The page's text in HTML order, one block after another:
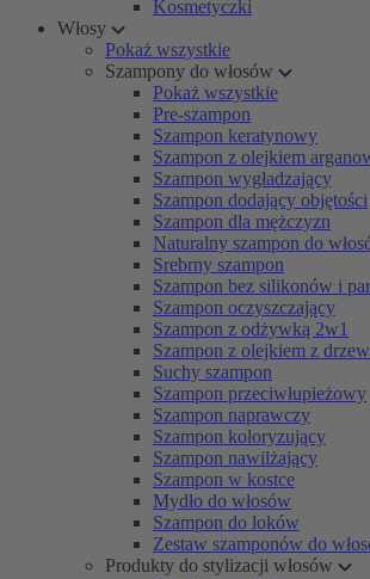
Kosmetyczki
Włosy
Pokaż wszystkie
Szampony do włosów
Pokaż wszystkie
Pre-szampon
Szampon keratynowy
Szampon z olejkiem
Szampon wygładzający
Szampon dodający objętości
Szampon dla mężczyzn
Naturalny szampon do
Srebrny szampon
Szampon bez silikonów i
Szampon oczyszczający
Szampon z odżywką 2w1
Szampon z olejkiem z
Suchy szampon
Szampon przeciwłupieżowy
Szampon naprawczy
Szampon koloryzujący
Szampon nawilżający
Szampon w kostce
Mydło do włosów
Szampon do loków
Zestaw szamponów do
Produkty do stylizacji włosów